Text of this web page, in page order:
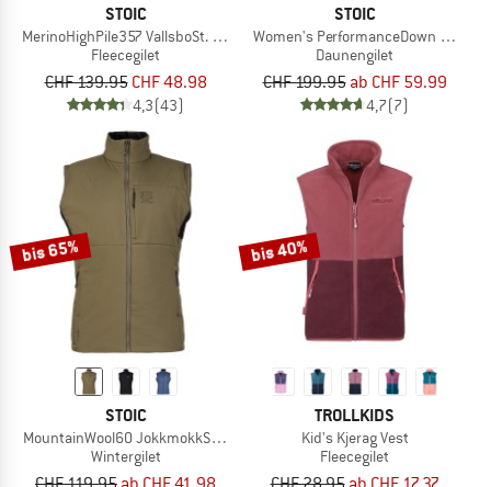
STOIC
MerinoHighPile357 VallsboSt. Vest
Fleecegilet
CHF 139.95 CHF 48.98
4,3(43)
STOIC
Women's PerformanceDown
Daunengilet
CHF 199.95 ab CHF 59.99
4,7(7)
bis 65%
STOIC
MountainWool60 JokkmokkSt. Hybrid Vest
Wintergilet
bis 40%
TROLLKIDS
Kid's Kjerag Vest
Fleecegilet